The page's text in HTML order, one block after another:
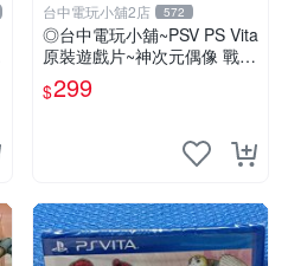
台中電玩小舖2店 572
◎台中電玩小舖~PSV PS Vita
原裝遊戲片~神次元偶像 戰機
少女 PP ~299
$299